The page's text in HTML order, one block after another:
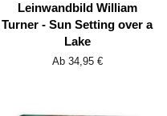
Leinwandbild William
Turner - Sun Setting over a
Lake
Ab 34,95 €